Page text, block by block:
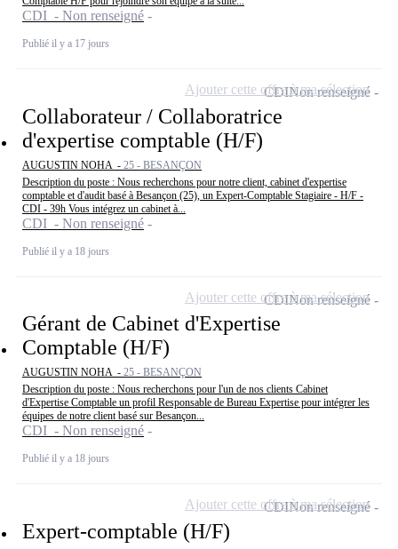
CDI - Non renseigné
Publié il y a 17 jours
Collaborateur / Collaboratrice
d'expertise comptable (H/F)
AUGUSTIN NOHA - 25 - BESANÇON
Description du poste : Nous recherchons pour notre client, cabinet d'expertise
comptable et d'audit basé à Besançon (25), un Expert-Comptable Stagiaire - H/F -
CDI - 39h Vous intégrez un cabinet à...
CDI - Non renseigné
Publié il y a 18 jours
CDINon renseigné
Ajouter cette offre à ma sélection
Gérant de Cabinet d'Expertise
Comptable (H/F)
AUGUSTIN NOHA - 25 - BESANÇON
Description du poste : Nous recherchons pour l'un de nos clients Cabinet
d'Expertise Comptable un profil Responsable de Bureau Expertise pour intégrer les
équipes de notre client basé sur Besançon...
CDI - Non renseigné
Publié il y a 18 jours
CDINon renseigné
Ajouter cette offre à ma sélection
Expert-comptable (H/F)
CDINon renseigné
Ajouter cette offre à ma sélection